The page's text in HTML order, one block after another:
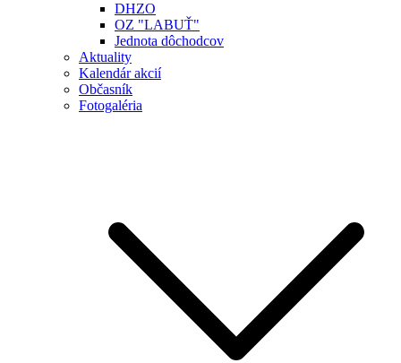
DHZO
OZ "LABUŤ"
Jednota dôchodcov
Aktuality
Kalendár akcií
Občasník
Fotogaléria